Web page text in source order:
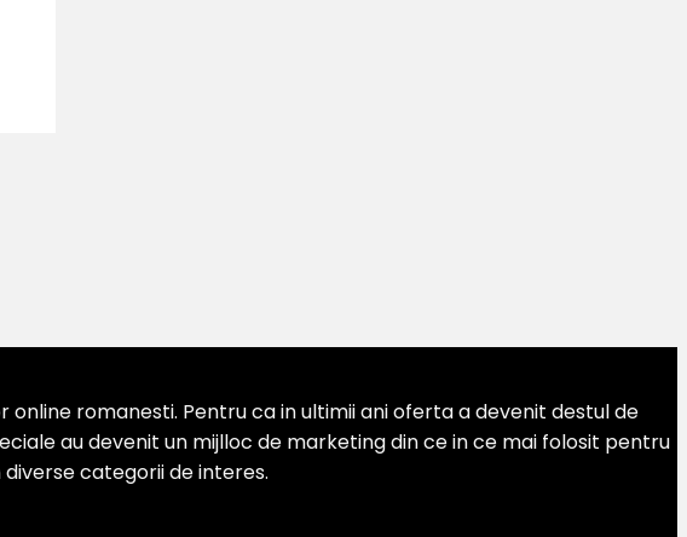
romanesti. Pentru ca in ultimii ani oferta a devenit destul de
au devenit un mijlloc de marketing din ce in ce mai folosit pentru
categorii de interes.